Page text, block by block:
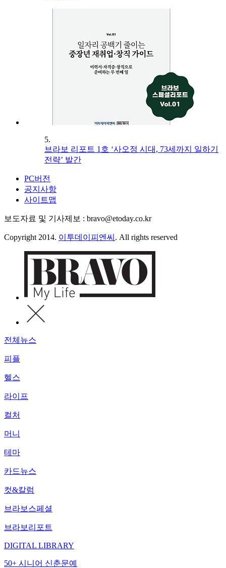
5.
브라보 리포트 1호 ‘사오정 시대, 73세까지 일하기
전략’ 발간
PC버전
공지사항
사이트맵
보도자료 및 기사제보 : bravo@etoday.co.kr
Copyright 2014. 이투데이피엔씨 . All rights reserved
전체뉴스
피플
헬스
라이프
컬처
머니
테마
카드뉴스
컷&칼럼
브라보스페셜
브라보리포트
DIGITAL LIBRARY
50+ 시니어 신춘문예